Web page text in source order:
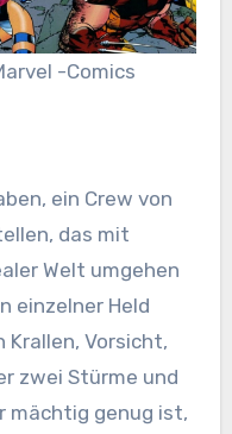
-Comics
ein Crew von
das mit
Welt umgehen
einzelner Held
Krallen, Vorsicht,
zwei Stürme und
mächtig genug ist,